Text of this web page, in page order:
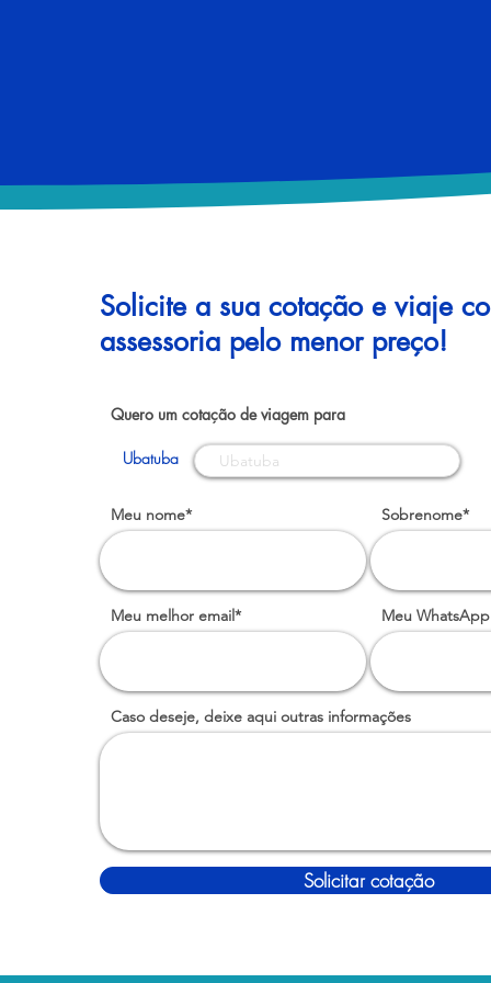
Solicite a sua cotação e viaje
assessoria pelo menor preço!
Quero um cotação de viagem para
Ubatuba
Meu nome* Sobrenome*
Meu melhor email* Meu
Caso deseje, deixe aqui outras informações
Solicitar cotação